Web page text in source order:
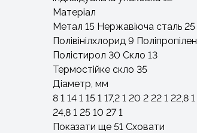
Матеріал
Метал 15 Нержавіюча сталь 25
Полівінілхлорид 9 Поліпропілен
Полістирол 30 Скло 13
Термостійке скло 35
Діаметр, мм
8 1 14 1 15 1 17,2 1 20 2 22 1 22,8 1
24,8 1 25 10 27 1
Показати ще 51 Сховати